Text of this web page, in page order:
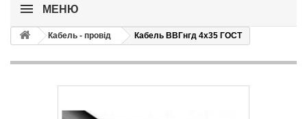
МЕНЮ
Кабель - провід Кабель ВВГнгд 4х35 ГОСТ